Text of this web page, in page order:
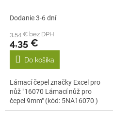
Dodanie 3-6 dní
3,54 € bez DPH
4,35 €
Do košíka
Lámací čepel značky Excel pro
nůž "16070 Lámací nůž pro
čepel 9mm" (kód: 5NA16070 )